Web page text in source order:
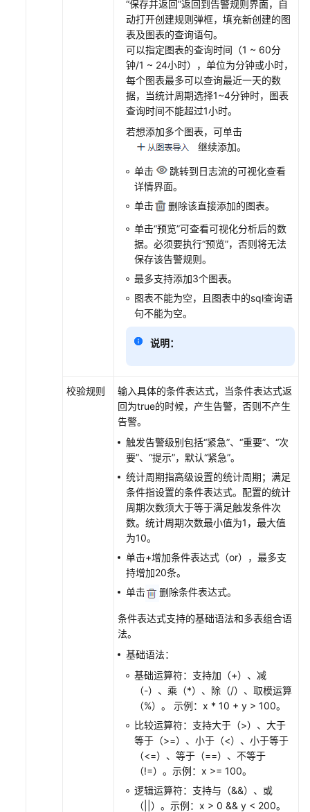
“保存并返回”返回到告警规则界面，自
动打开创建规则弹框，填充新创建的图
表及图表的查询语句。
可以指定图表的查询时间（1 ~ 60分
钟/1 ~ 24小时），单位为分钟或小时，
每个图表最多可以查询最近一天的数
据，当统计周期选择1~4分钟时，图表
查询时间不能超过1小时。
若想添加多个图表，可单击
继续添加。
单击
跳转到日志流的可视化查看
详情界面。
单击
删除该直接添加的图表。
单击“预览”可查看可视化分析后的数
据。必须要执行“预览”，否则将无法
保存该告警规则。
最多支持添加3个图表。
图表不能为空，且图表中的sql查询语
句不能为空。
说明：
校验规则
输入具体的条件表达式，当条件表达式返
回为true的时候，产生告警，否则不产生
告警。
触发告警级别包括“紧急”、“重要”、“次
要”、“提示”，默认“紧急”。
统计周期指高级设置的统计周期；满足
条件指设置的条件表达式。配置的统计
周期次数须大于等于满足触发条件次
数。统计周期次数最小值为1，最大值
为10。
单击+增加条件表达式（or），最多支
持增加20条。
单击
删除条件表达式。
条件表达式支持的基础语法和多表组合语
法。
基础语法：
基础运算符：支持加（+）、减
（-）、乘（*）、除（/）、取模运算
（%）。 示例：x * 10 + y > 100。
比较运算符：支持大于（>）、大于
等于（>=）、小于（<）、小于等于
（<=）、等于（==）、不等于
（!=）。示例：x >= 100。
逻辑运算符：支持与（&&）、或
（||）。示例：x > 0 && y < 200。